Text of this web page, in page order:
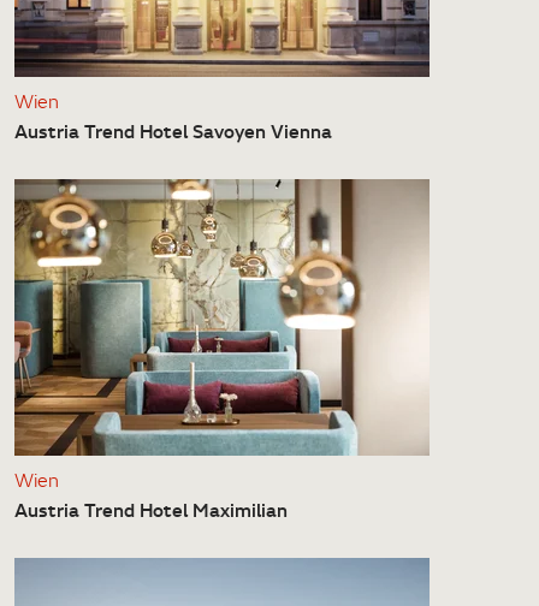
Wien
Austria Trend Hotel Savoyen Vienna
Wien
Austria Trend Hotel Maximilian